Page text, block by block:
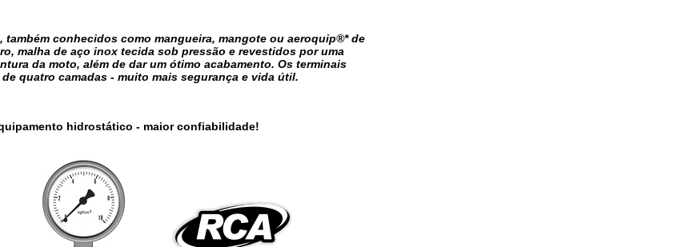
também conhecidos como mangueira, mangote ou aeroquip®* de
malha de aço inox tecida sob pressão e revestidos por uma
da moto, além de dar um ótimo acabamento. Os terminais
quatro camadas - muito mais segurança e vida útil.
hidrostático - maior confiabilidade!